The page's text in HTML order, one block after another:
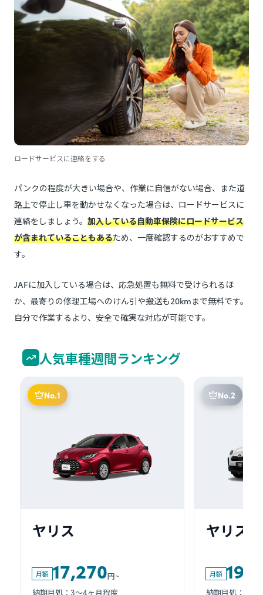
ロードサービスに連絡をする
パンクの程度が大きい場合や、作業に自信がない場合、また道
路上で停止し車を動かせなくなった場合は、ロードサービスに
連絡をしましょう。 加入している自動車保険にロードサービス
が含まれていることもあるため、一度確認するのがおすすめで
す。
JAFに加入している場合は、応急処置も無料で受けられるほ
か、最寄りの修理工場へのけん引や搬送も20kmまで無料です。
自分で作業するより、安全で確実な対応が可能です。